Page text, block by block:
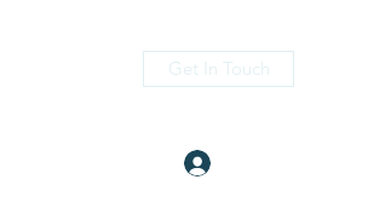
Get In Touch